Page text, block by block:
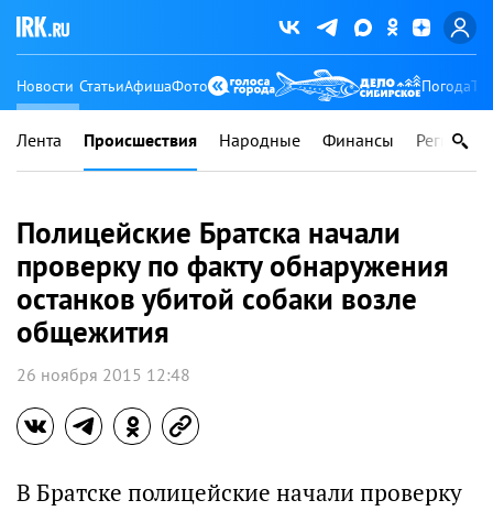
Новости СтатьиАфишаФото Погода
Лента Происшествия Народные Финансы Регионы
Полицейские Братска начали
проверку по факту обнаружения
останков убитой собаки возле
общежития
26 ноября 2015 12:48
В Братске полицейские начали проверку